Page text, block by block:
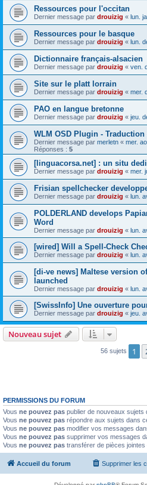
Ressources pour l'occitan
Dernier message par drouizig « lun.
Ressources pour le basque
Dernier message par drouizig « lun.
Dictionnaire français-alsacien
Dernier message par drouizig « ven.
Site sur le platt lorrain
Dernier message par drouizig « mer.
PAO en langue bretonne
Dernier message par drouizig « jeu.
WLM OSD Plugin -
Dernier message par merletn « mer.
Réponses : 5
[linguacorsa.net] : un situ
Dernier message par drouizig « mer.
Frisian spellchecker
Dernier message par drouizig « lun.
POLDERLAND develops
Word
Dernier message par drouizig « lun.
[wired] Will a Spell-Check
Dernier message par drouizig « lun.
[di-ve news] Maltese version
launched
Dernier message par drouizig « lun.
[SwissInfo] Une ouverture
Dernier message par drouizig « jeu.
Nouveau sujet
56 sujets 1
PERMISSIONS DU FORUM
Vous ne pouvez pas publier de nouveaux sujets
Vous ne pouvez pas répondre aux sujets dans
Vous ne pouvez pas modifier vos messages
Vous ne pouvez pas supprimer vos messages
Vous ne pouvez pas transférer de pièces
Accueil du forum Supprimer les